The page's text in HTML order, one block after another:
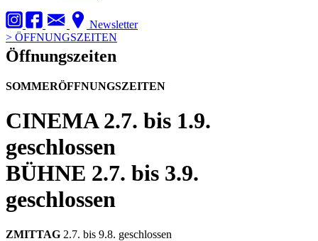
Newsletter
> ÖFFNUNGSZEITEN
Öffnungszeiten
SOMMERÖFFNUNGSZEITEN
CINEMA2.7. bis 1.9.
geschlossen
BÜHNE 2.7. bis 3.9.
geschlossen
ZMITTAG 2.7. bis 9.8. geschlossen